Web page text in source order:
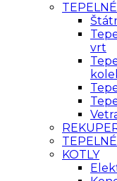
vrt
KOTLY